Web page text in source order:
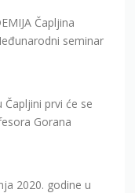
Čapljina
seminar
prvi će se
Gorana
2020. godine u